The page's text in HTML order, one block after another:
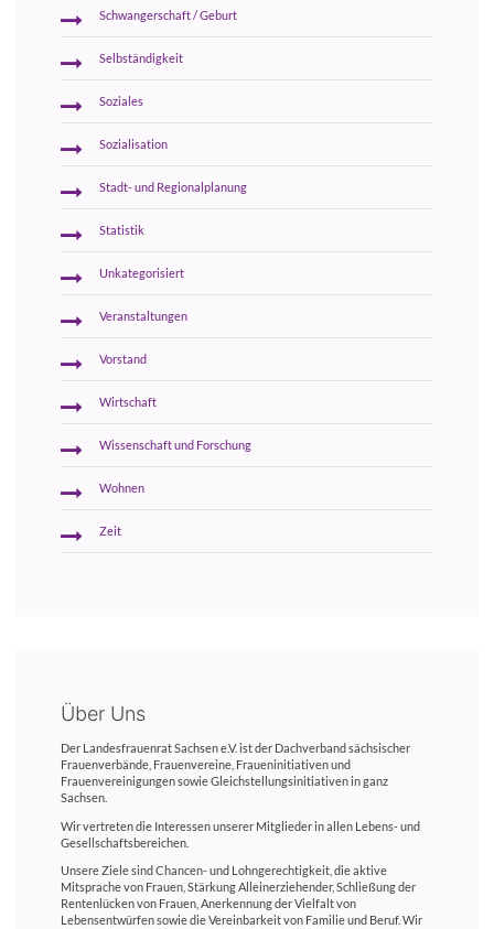
Schwangerschaft / Geburt
Selbständigkeit
Soziales
Sozialisation
Stadt- und Regionalplanung
Statistik
Unkategorisiert
Veranstaltungen
Vorstand
Wirtschaft
Wissenschaft und Forschung
Wohnen
Zeit
Über Uns
Der Landesfrauenrat Sachsen e.V. ist der Dachverband sächsischer
Frauenverbände, Frauenvereine, Fraueninitiativen und
Frauenvereinigungen sowie Gleichstellungsinitiativen in ganz
Sachsen.
Wir vertreten die Interessen unserer Mitglieder in allen Lebens- und
Gesellschaftsbereichen.
Unsere Ziele sind Chancen- und Lohngerechtigkeit, die aktive
Mitsprache von Frauen, Stärkung Alleinerziehender, Schließung der
Rentenlücken von Frauen, Anerkennung der Vielfalt von
Lebensentwürfen sowie die Vereinbarkeit von Familie und Beruf. Wir